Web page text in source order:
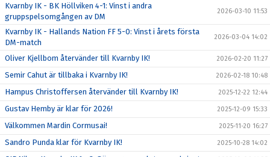
Kvarnby IK - BK Höllviken 4-1: Vinst i andra
gruppspelsomgången av DM
2026-03-10 11:53
Kvarnby IK - Hallands Nation FF 5-0: Vinst i årets första
DM-match
2026-03-04 14:02
Oliver Kjellbom återvänder till Kvarnby IK! 2026-02-20 11:27
Semir Cahut är tillbaka i Kvarnby IK! 2026-02-18 10:48
Hampus Christoffersen återvänder till Kvarnby IK! 2025-12-22 12:44
Gustav Hemby är klar för 2026! 2025-12-09 15:33
Välkommen Mardin Cormusai! 2025-11-20 16:27
Sandro Punda klar för Kvarnby IK! 2025-10-28 14:02